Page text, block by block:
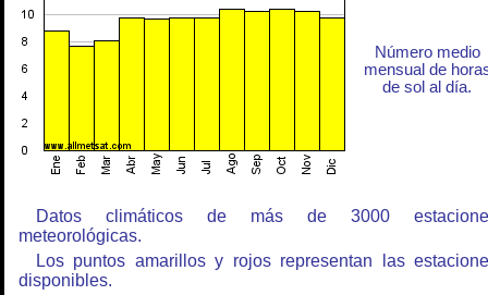
Número medio
mensual de
de sol al día.
Datos climáticos de más de 3000
meteorológicas.
Los puntos amarillos y rojos representan las
disponibles.